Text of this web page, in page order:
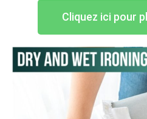
Cliquez ici pour